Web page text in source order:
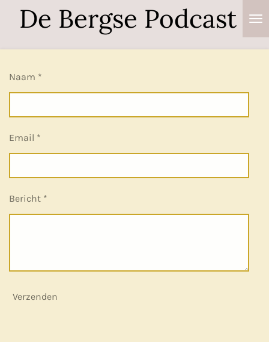
direct
hoofdinhoud
De Bergse Podcast
Naam *
Email *
Bericht *
Verzenden